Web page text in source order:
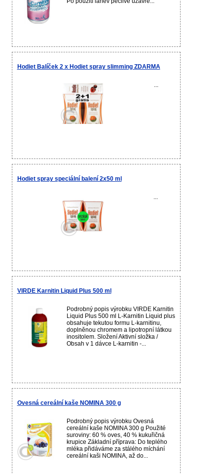
Hodiet Balíček 2 x Hodiet spray slimming ZDARMA
...
Hodiet spray speciální balení 2x50 ml
...
VIRDE Karnitin Liquid Plus 500 ml
Podrobný popis výrobku VIRDE Karnitin
Liquid Plus 500 ml L-Karnitin Liquid plus
obsahuje tekutou formu L-karnitinu,
doplněnou chromem a lipotropní látkou
inositolem. Složení Aktivní složka /
Obsah v 1 dávce L-karnitin -...
Ovesná cereální kaše NOMINA 300 g
Podrobný popis výrobku Ovesná
cereální kaše NOMINA 300 g Použité
suroviny: 60 % oves, 40 % kukuřičná
krupice Základní příprava: Do teplého
mléka přidáváme za stálého míchání
cereální kaši NOMINA, až do...